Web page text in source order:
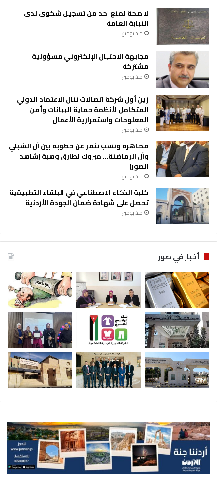
لا صحة لمنع احد من تسجيل شكوى لدى
النيابة العامة
منذ يومين
مجابهة الاحتيال الإلكتروني مسؤولية
مشتركة
منذ يومين
زين أول شركة اتصالات تنال الاعتماد الدولي
المتكامل لأنظمة حماية البيانات وأمن
المعلومات واستمرارية الأعمال
منذ يومين
مصاهرة ونسب تثمر عن خطوبة بين آل الشبلي
وآل الرماضنة… مبروك لطارق وهبة (شاهد
الصور)
منذ يومين
كلية الذكاء الاصطناعي في البلقاء التطبيقية
تحصل على شهادة ضمان الجودة الأردنية
منذ يومين
أخبار في صور